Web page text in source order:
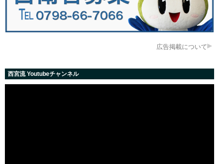
広告掲載について
西宮流 Youtubeチャンネル